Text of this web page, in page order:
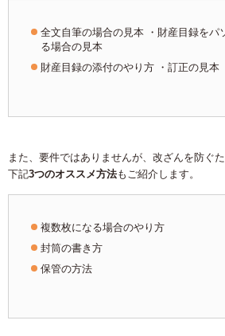
全文自筆の場合の見本 ・財産目録をパ
る場合の見本
財産目録の添付のやり方 ・訂正の見本
また、要件ではありませんが、改ざんを防ぐ
下記3つのオススメ方法もご紹介します。
複数枚になる場合のやり方
封筒の書き方
保管の方法